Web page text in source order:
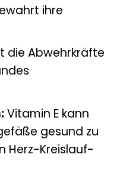
ihre
die Abwehrkräfte
Vitamin E kann
gesund zu
Herz-Kreislauf-